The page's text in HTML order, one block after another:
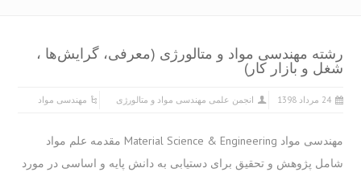
مهندسی مواد و متالورژی (معرفی، گرایش‌ها ،
و بازار کار)
انجمن علمی مهندسی مواد و متالورژی مهندسی مواد
مهندسی مواد Material Science & Engineering مقدمه علم مواد
پژوهش و تحقیق برای دستیابی به دانش پایه و اساسی در مورد